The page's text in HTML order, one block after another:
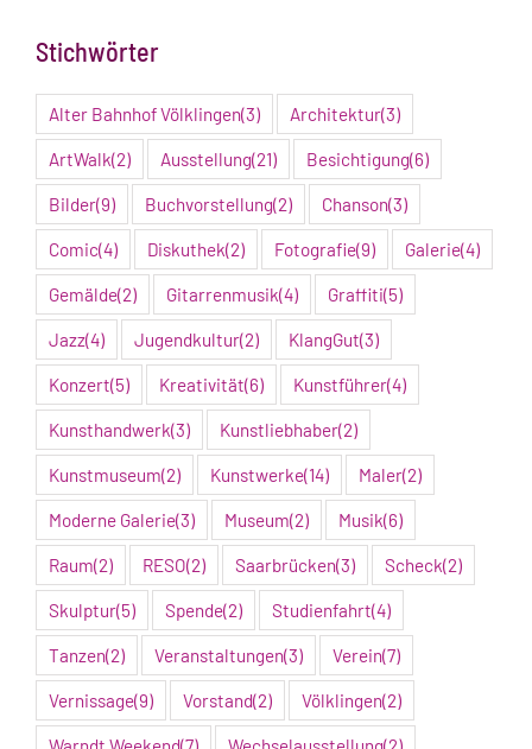
Stichwörter
Alter Bahnhof Völklingen(3) Architektur(3)
ArtWalk(2) Ausstellung(21) Besichtigung(6)
Bilder(9) Buchvorstellung(2) Chanson(3)
Comic(4) Diskuthek(2) Fotografie(9) Galerie(4)
Gemälde(2) Gitarrenmusik(4) Graffiti(5)
Jazz(4) Jugendkultur(2) KlangGut(3)
Konzert(5) Kreativität(6) Kunstführer(4)
Kunsthandwerk(3) Kunstliebhaber(2)
Kunstmuseum(2) Kunstwerke(14) Maler(2)
Moderne Galerie(3) Museum(2) Musik(6)
Raum(2) RESO(2) Saarbrücken(3) Scheck(2)
Skulptur(5) Spende(2) Studienfahrt(4)
Tanzen(2) Veranstaltungen(3) Verein(7)
Vernissage(9) Vorstand(2) Völklingen(2)